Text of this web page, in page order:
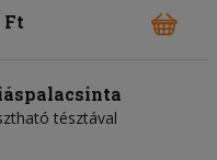
Ft
tésztával